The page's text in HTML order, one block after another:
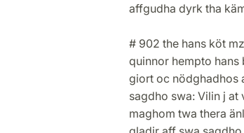
affgudha dyrk tha
# 902 the hans köt
quinnor hempto
giort oc nödghadhos
sagdho swa: Vilin j at
maghom twa thera